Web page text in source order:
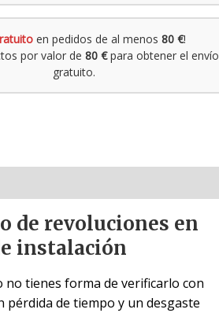
en pedidos de al menos80 €!
por valor de 80 €para obtener el envío
gratuito.
de revoluciones en
instalación
tienes forma de verificarlo con
pérdida de tiempo y un desgaste